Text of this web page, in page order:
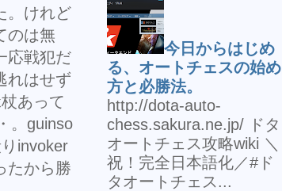
。けれど
のは無
応戦犯だ
れはせず
あって
。guinso
invoker
たから勝
今日からはじめ
る、オートチェスの始め
方と必勝法。
http://dota-auto-
chess.sakura.ne.jp/ ドタ
オートチェス攻略wiki ＼
祝！完全日本語化／#ド
タオートチェス...